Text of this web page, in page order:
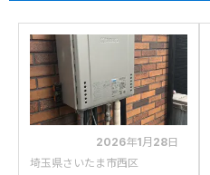
2026年1月28日
埼玉県さいたま市西区